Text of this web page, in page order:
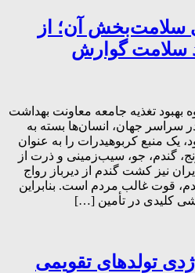
سلامت‌بخش آن؛ از
سلامت گوارش
تغذیه جامعه معاونت بهداشت
سراسر جهان، انسان‌ها بسته به
یک منبع کربوهیدرات را به عنوان
گندم، جو، سیب‌زمینی و ذرت از
نیز کشت گندم از دیرباز رواج
قوت غالب مردم است. بنابراین
کلیدی در تأمین […]